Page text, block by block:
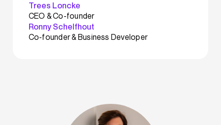
Trees Loncke
CEO & Co-founder
Ronny Schelfhout
Co-founder & Business Developer